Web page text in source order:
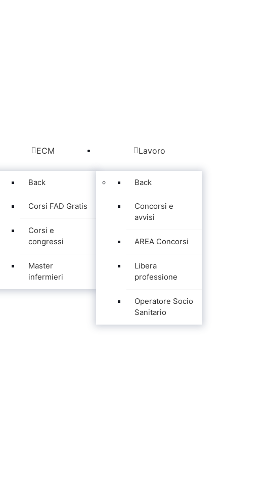
ECM
Back
Corsi FAD Gratis
Corsi e
congressi
Master
infermieri
Lavoro
Back
Concorsi e
avvisi
AREA Concorsi
Libera
professione
Operatore Socio
Sanitario